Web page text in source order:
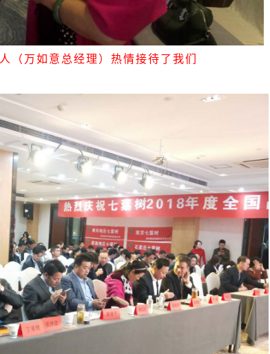
（万如意总经理）热情接待了我们